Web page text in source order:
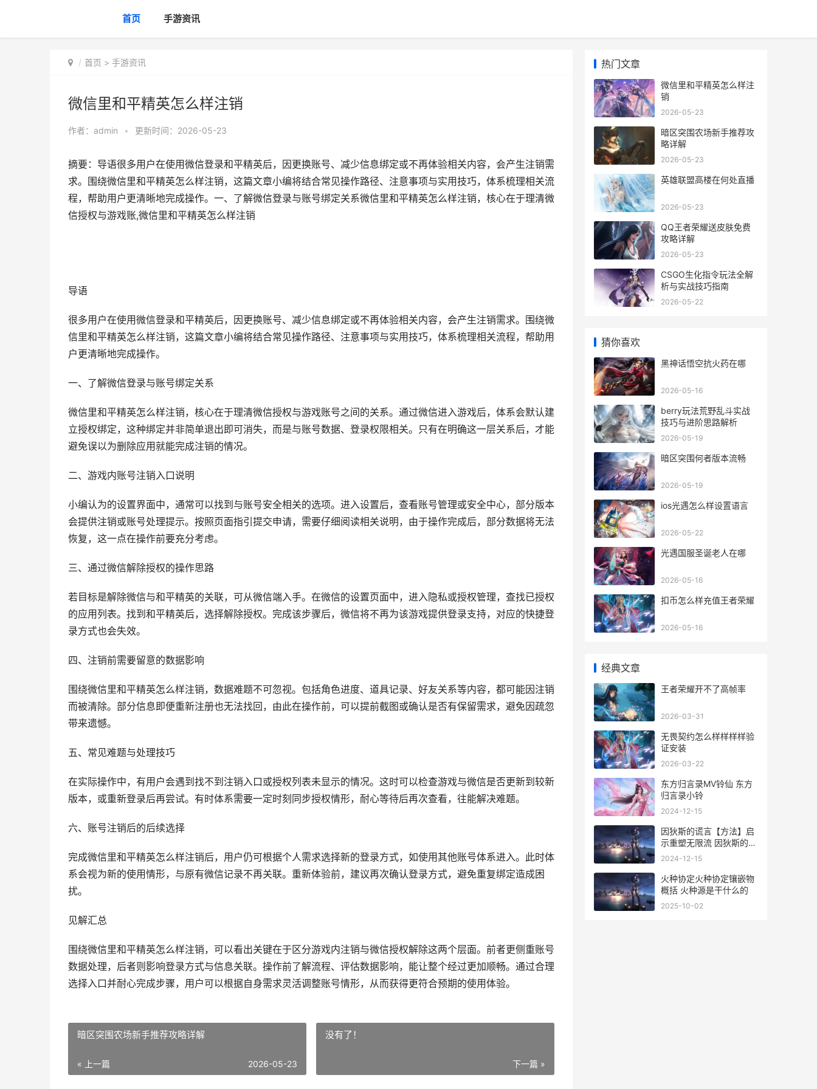
首页 手游资讯
首页 > 手游资讯
微信里和平精英怎么样注销
作者： admin • 更新时间：2026-05-23
摘要：导语很多用户在使用微信登录和平精英后，因更换账号、减少信息绑定或不再体验相关内容，会产生注销需
求。围绕微信里和平精英怎么样注销，这篇文章小编将结合常见操作路径、注意事项与实用技巧，体系梳理相关流
程，帮助用户更清晰地完成操作。一、了解微信登录与账号绑定关系微信里和平精英怎么样注销，核心在于理清微
信授权与游戏账,微信里和平精英怎么样注销
导语
很多用户在使用微信登录和平精英后，因更换账号、减少信息绑定或不再体验相关内容，会产生注销需求。围绕微
信里和平精英怎么样注销，这篇文章小编将结合常见操作路径、注意事项与实用技巧，体系梳理相关流程，帮助用
户更清晰地完成操作。
一、了解微信登录与账号绑定关系
微信里和平精英怎么样注销，核心在于理清微信授权与游戏账号之间的关系。通过微信进入游戏后，体系会默认建
立授权绑定，这种绑定并非简单退出即可消失，而是与账号数据、登录权限相关。只有在明确这一层关系后，才能
避免误以为删除应用就能完成注销的情况。
二、游戏内账号注销入口说明
小编认为的设置界面中，通常可以找到与账号安全相关的选项。进入设置后，查看账号管理或安全中心，部分版本
会提供注销或账号处理提示。按照页面指引提交申请，需要仔细阅读相关说明，由于操作完成后，部分数据将无法
恢复，这一点在操作前要充分考虑。
三、通过微信解除授权的操作思路
若目标是解除微信与和平精英的关联，可从微信端入手。在微信的设置页面中，进入隐私或授权管理，查找已授权
的应用列表。找到和平精英后，选择解除授权。完成该步骤后，微信将不再为该游戏提供登录支持，对应的快捷登
录方式也会失效。
四、注销前需要留意的数据影响
围绕微信里和平精英怎么样注销，数据难题不可忽视。包括角色进度、道具记录、好友关系等内容，都可能因注销
而被清除。部分信息即便重新注册也无法找回，由此在操作前，可以提前截图或确认是否有保留需求，避免因疏忽
带来遗憾。
五、常见难题与处理技巧
在实际操作中，有用户会遇到找不到注销入口或授权列表未显示的情况。这时可以检查游戏与微信是否更新到较新
版本，或重新登录后再尝试。有时体系需要一定时刻同步授权情形，耐心等待后再次查看，往能解决难题。
六、账号注销后的后续选择
完成微信里和平精英怎么样注销后，用户仍可根据个人需求选择新的登录方式，如使用其他账号体系进入。此时体
系会视为新的使用情形，与原有微信记录不再关联。重新体验前，建议再次确认登录方式，避免重复绑定造成困
扰。
见解汇总
围绕微信里和平精英怎么样注销，可以看出关键在于区分游戏内注销与微信授权解除这两个层面。前者更侧重账号
数据处理，后者则影响登录方式与信息关联。操作前了解流程、评估数据影响，能让整个经过更加顺畅。通过合理
选择入口并耐心完成步骤，用户可以根据自身需求灵活调整账号情形，从而获得更符合预期的使用体验。
暗区突围农场新手推荐攻略详解
« 上一篇 2026-05-23
没有了！
下一篇 »
热门文章
微信里和平精英怎么样注
销
2026-05-23
暗区突围农场新手推荐攻
略详解
2026-05-23
英雄联盟高楼在何处直播
2026-05-23
QQ王者荣耀送皮肤免费
攻略详解
2026-05-23
CSGO生化指令玩法全解
析与实战技巧指南
2026-05-22
猜你喜欢
黑神话悟空抗火药在哪
2026-05-16
berry玩法荒野乱斗实战
技巧与进阶思路解析
2026-05-19
暗区突围何者版本流畅
2026-05-19
ios光遇怎么样设置语言
2026-05-22
光遇国服圣诞老人在哪
2026-05-16
扣币怎么样充值王者荣耀
2026-05-16
经典文章
王者荣耀开不了高帧率
2026-03-31
无畏契约怎么样样样样验
证安装
2026-03-22
东方归言录MV铃仙 东方
归言录小铃
2024-12-15
因狄斯的谎言【方法】启
示重塑无限流 因狄斯的谎
言内购破解版
2024-12-15
火种协定火种协定镶嵌物
概括 火种源是干什么的
2025-10-02